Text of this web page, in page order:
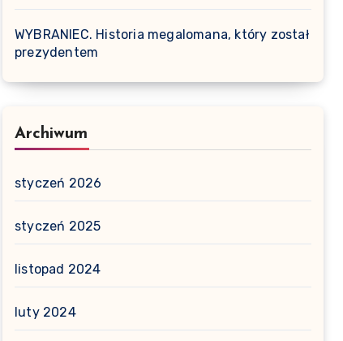
WYBRANIEC. Historia megalomana, który został
prezydentem
Archiwum
styczeń 2026
styczeń 2025
listopad 2024
luty 2024